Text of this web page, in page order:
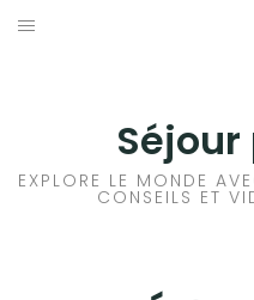
Aller
EXPLORE LE MONDE
CONSEILS ET
HÔTEL